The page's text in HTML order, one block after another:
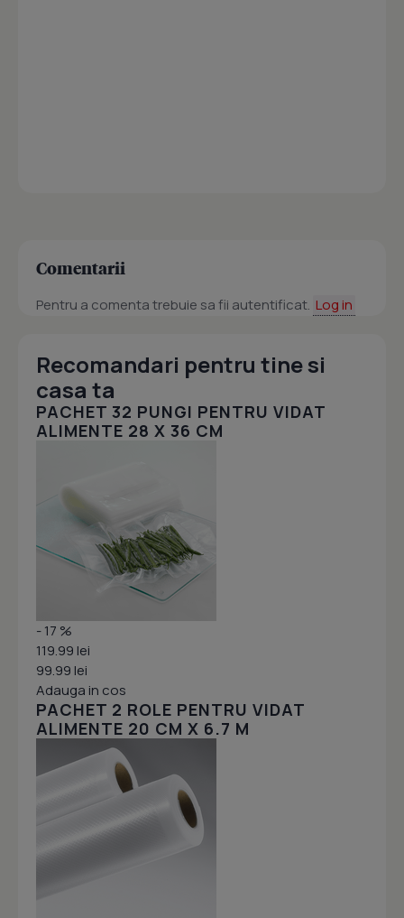
Comentarii
Pentru a comenta trebuie sa fii autentificat. Log in
Recomandari pentru tine si
casa ta
PACHET 32 PUNGI PENTRU VIDAT
ALIMENTE 28 X 36 CM
- 17 %
119.99 lei
99.99 lei
Adauga in cos
PACHET 2 ROLE PENTRU VIDAT
ALIMENTE 20 CM X 6.7 M